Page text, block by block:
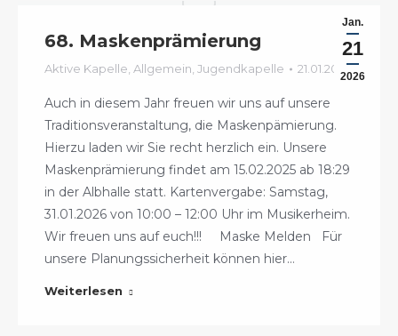
Jan.
21
2026
68. Maskenprämierung
Aktive Kapelle, Allgemein, Jugendkapelle 21.01.2026
Auch in diesem Jahr freuen wir uns auf unsere
Traditionsveranstaltung, die Maskenpämierung.
Hierzu laden wir Sie recht herzlich ein. Unsere
Maskenprämierung findet am 15.02.2025 ab 18:29
in der Albhalle statt. Kartenvergabe: Samstag,
31.01.2026 von 10:00 – 12:00 Uhr im Musikerheim.
Wir freuen uns auf euch!!! Maske Melden Für
unsere Planungssicherheit können hier…
Weiterlesen